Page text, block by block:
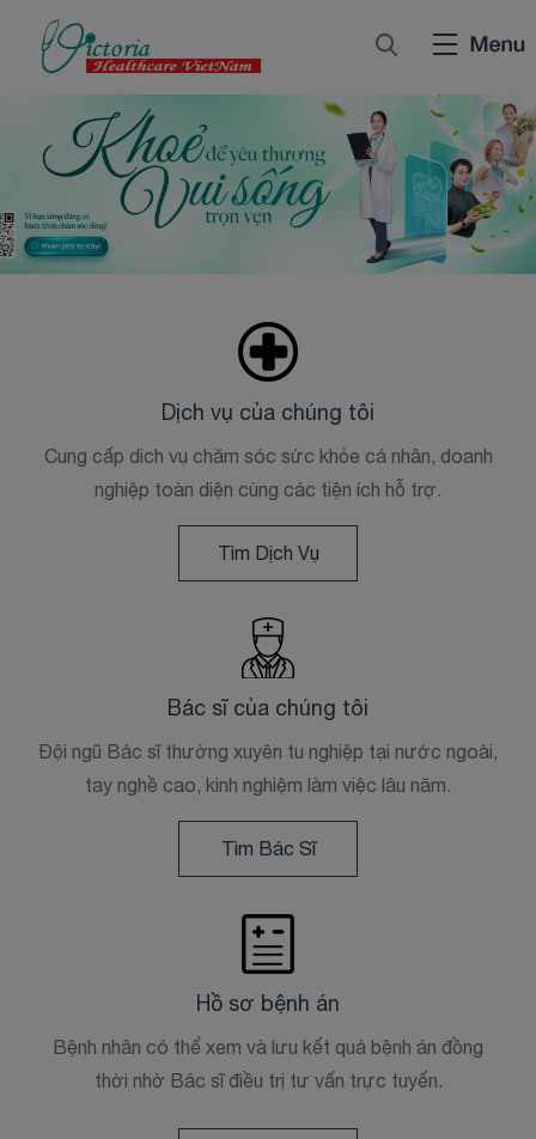
Dịch vụ của chúng tôi
Cung cấp dich vụ chăm sóc sức khỏe cá nhân, doanh
nghiệp toàn diện cùng các tiện ích hỗ trợ.
Tìm Dịch Vụ
Bác sĩ của chúng tôi
Đội ngũ Bác sĩ thường xuyên tu nghiệp tại nước ngoài,
tay nghề cao, kinh nghiệm làm việc lâu năm.
Tìm Bác Sĩ
Hồ sơ bệnh án
Bệnh nhân có thể xem và lưu kết quả bệnh án đồng
thời nhờ Bác sĩ điều trị tư vấn trực tuyến.